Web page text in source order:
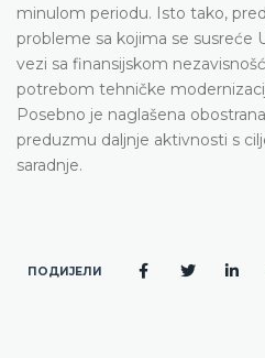
minulom periodu. Isto tako,
probleme sa kojima se susreće
vezi sa finansijskom
potrebom tehničke
Posebno je naglašena
preduzmu daljnje aktivnosti s
saradnje.
ПОДИЈЕЛИ